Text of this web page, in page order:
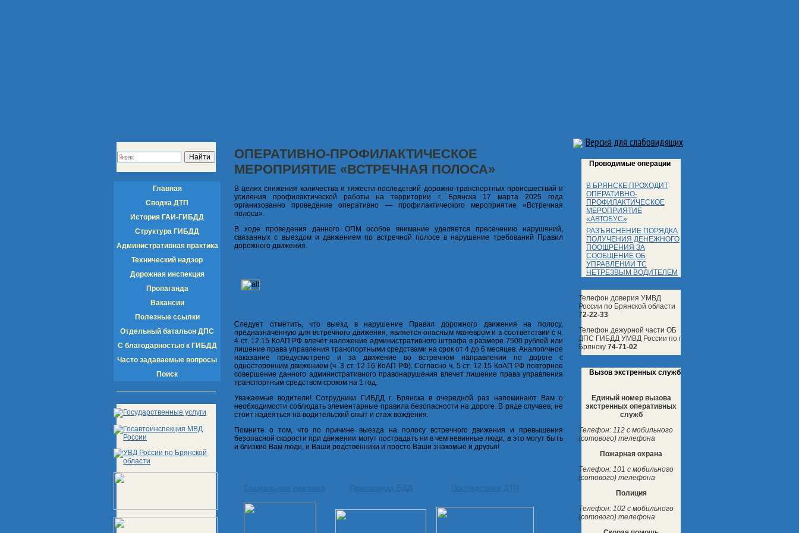
Версия для слабовидящих
Главная
Сводка ДТП
История ГАИ-ГИБДД
Структура ГИБДД
Административная практика
Технический надзор
Дорожная инспекция
Пропаганда
Вакансии
Полезные ссылки
Отдельный батальон ДПС
С благодарностью к ГИБДД
Часто задаваемые вопросы
Поиск
ОПЕРАТИВНО-ПРОФИЛАКТИЧЕСКОЕ
МЕРОПРИЯТИЕ «ВСТРЕЧНАЯ ПОЛОСА»
В целях снижения количества и тяжести последствий дорожно-транспортных происшествий и
усиления профилактической работы на территории г. Брянска 17 марта 2025 года
организованно проведение оперативно — профилактического мероприятие «Встречная
полоса».
В ходе проведения данного ОПМ особое внимание уделяется пресечению нарушений,
связанных с выездом и движением по встречной полосе в нарушение требований Правил
дорожного движения.
Следует отметить, что выезд в нарушение Правил дорожного движения на полосу,
предназначенную для встречного движения, является опасным маневром и в соответствии с ч.
4 ст. 12.15 КоАП РФ влечет наложение административного штрафа в размере 7500 рублей или
лишение права управления транспортными средствами на срок от 4 до 6 месяцев. Аналогичное
наказание предусмотрено и за движение во встречном направлении по дороге с
односторонним движением (ч. 3 ст. 12.16 КоАП РФ). Согласно ч. 5 ст. 12.15 КоАП РФ повторное
совершение данного административного правонарушения влечет лишение права управления
транспортным средством сроком на 1 год.
Уважаемые водители! Сотрудники ГИБДД г. Брянска в очередной раз напоминают Вам о
необходимости соблюдать элементарные правила безопасности на дороге. В ряде случаев, не
стоит надеяться на водительский опыт и стаж вождения.
Помните о том, что по причине выезда на полосу встречного движения и превышения
безопасной скорости при движении могут пострадать ни в чем невинные люди, а это могут быть
и близкие Вам люди, и Ваши родственники и просто Ваши знакомые и друзья!
Проводимые операции
В БРЯНСКЕ ПРОХОДИТ
ОПЕРАТИВНО-
ПРОФИЛАКТИЧЕСКОЕ
МЕРОПРИЯТИЕ
«АВТОБУС»
РАЗЪЯСНЕНИЕ ПОРЯДКА
ПОЛУЧЕНИЯ ДЕНЕЖНОГО
ПООЩРЕНИЯ ЗА
СООБЩЕНИЕ ОБ
УПРАВЛЕНИИ ТС
НЕТРЕЗВЫМ ВОДИТЕЛЕМ
Телефон доверия УМВД
России по Брянской области
72-22-33
Телефон дежурной части ОБ
ДПС ГИБДД УМВД России по г.
Брянску 74-71-02
Вызов экстренных служб
Единый номер вызова
экстренных оперативных
служб
Телефон: 112 с мобильного
(сотового) телефона
Пожарная охрана
Телефон: 101 с мобильного
(сотового) телефона
Полиция
Телефон: 102 с мобильного
(сотового) телефона